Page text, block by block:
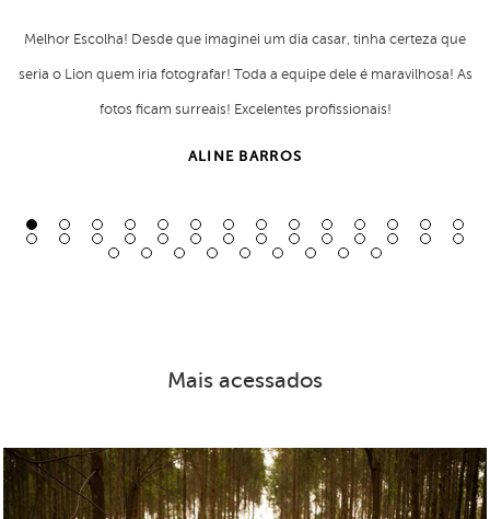
Melhor Escolha! Desde que imaginei um dia casar, tinha certeza que
seria o Lion quem iria fotografar! Toda a equipe dele é maravilhosa! As
fotos ficam surreais! Excelentes profissionais!
ALINE BARROS
Mais acessados